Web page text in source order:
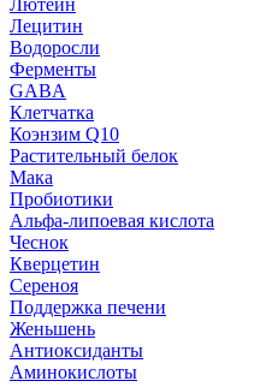
Лютеин
Лецитин
Водоросли
Ферменты
GABA
Клетчатка
Коэнзим Q10
Растительный белок
Мака
Пробиотики
Альфа-липоевая кислота
Чеснок
Кверцетин
Сереноя
Поддержка печени
Женьшень
Антиоксиданты
Аминокислоты